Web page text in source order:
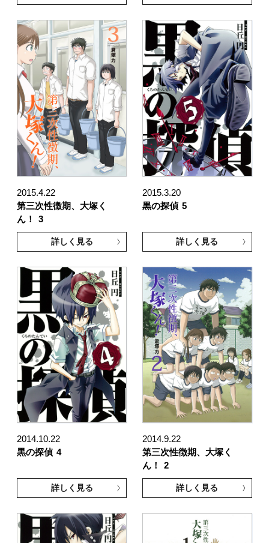
2015.4.22
第三次性徴期、大塚く
ん！
3
詳しく見る
2015.3.20
黒の探偵 5
詳しく見る
2014.10.22
黒の探偵 4
詳しく見る
2014.9.22
第三次性徴期、大塚く
ん！
2
詳しく見る